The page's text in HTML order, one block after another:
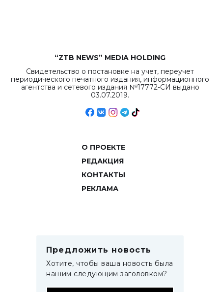
“ZTB NEWS” MEDIA HOLDING
Свидетельство о постановке на учет, переучет
периодического печатного издания, информационного
агентства и сетевого издания №17772-СИ выдано
03.07.2019.
О ПРОЕКТЕ
РЕДАКЦИЯ
КОНТАКТЫ
РЕКЛАМА
Предложить новость
Хотите, чтобы ваша новость была
нашим следующим заголовком?